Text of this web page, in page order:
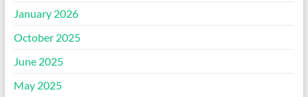
January 2026
October 2025
June 2025
May 2025